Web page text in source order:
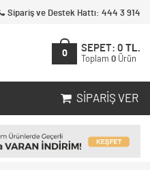
Sipariş ve Destek Hattı: 444 3 914
0
SEPET: 0 TL.
Toplam 0 Ürün
SIPARIŞ VER